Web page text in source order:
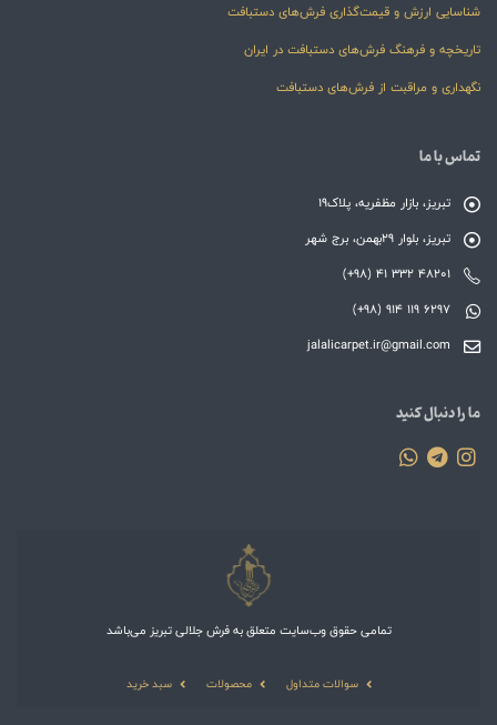
شناسایی ارزش و قیمت‌گذاری فرش‌های دستبافت
تاریخچه و فرهنگ فرش‌های دستبافت در ایران
نگهداری و مراقبت از فرش‌های دستبافت
تماس با ما
تبریز، بازار مظفریه، پلاک19
تبریز، بلوار 29بهمن، برج شهر
(+98) 41 332 48201
(+98) 914 119 6297
jalalicarpet.ir@gmail.com
ما را دنبال کنید
تمامی حقوق وب‌سایت متعلق به فرش جلالی تبریز می‌باشد
سوالات متداول محصولات سبد خرید